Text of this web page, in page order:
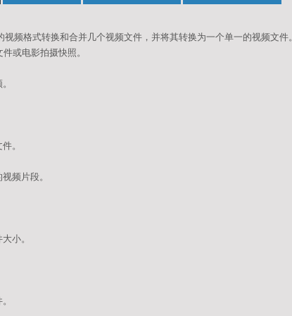
频格式转换和合并几个视频文件，并将其转换为一个单一的视频文件。
或电影拍摄快照。
。
频片段。
小。